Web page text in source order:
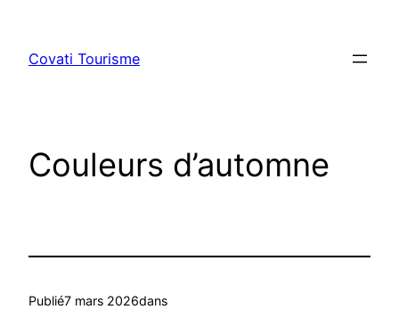
contenu
Covati Tourisme
Couleurs d’automne
Publié7 mars 2026dans